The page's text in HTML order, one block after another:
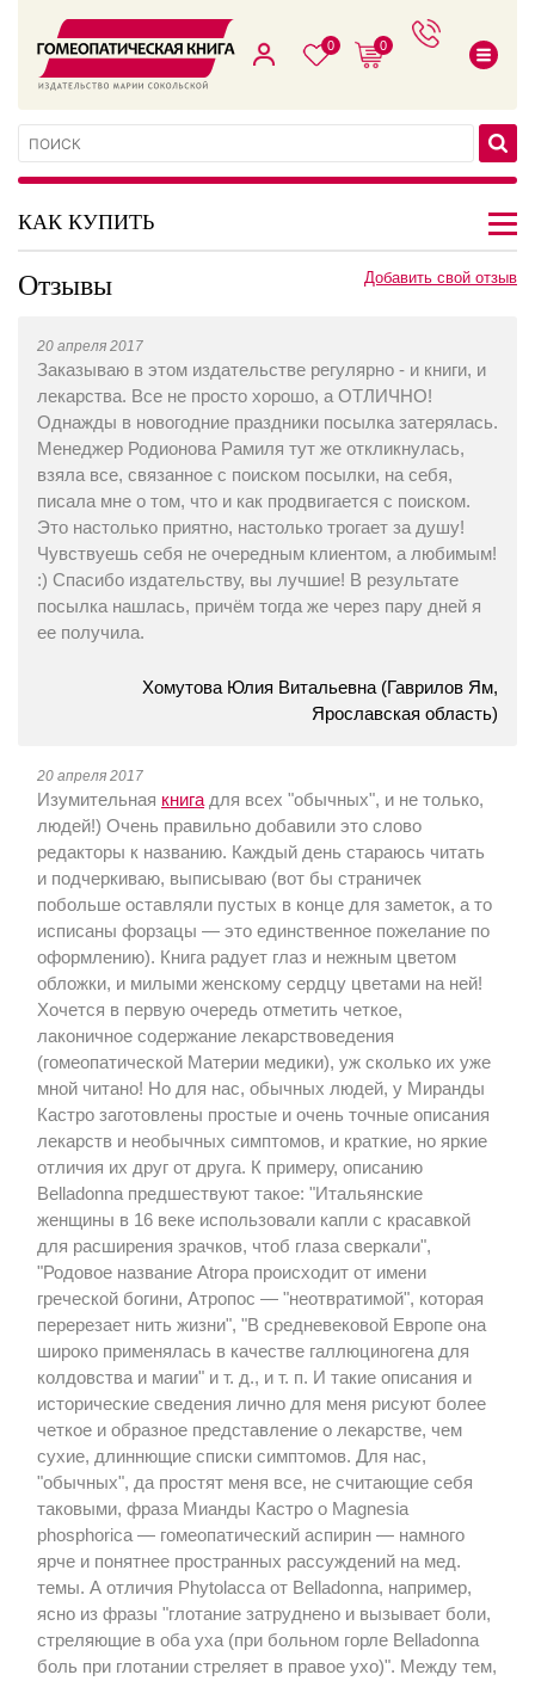
0 0
КАК КУПИТЬ
Добавить свой отзыв
Отзывы
20 апреля 2017
Заказываю в этом издательстве регулярно - и книги, и
лекарства. Все не просто хорошо, а ОТЛИЧНО!
Однажды в новогодние праздники посылка затерялась.
Менеджер Родионова Рамиля тут же откликнулась,
взяла все, связанное с поиском посылки, на себя,
писала мне о том, что и как продвигается с поиском.
Это настолько приятно, настолько трогает за душу!
Чувствуешь себя не очередным клиентом, а любимым!
:) Спасибо издательству, вы лучшие! В результате
посылка нашлась, причём тогда же через пару дней я
ее получила.
Хомутова Юлия Витальевна (Гаврилов Ям,
Ярославская область)
20 апреля 2017
Изумительная книга для всех "обычных", и не только,
людей!) Очень правильно добавили это слово
редакторы к названию. Каждый день стараюсь читать
и подчеркиваю, выписываю (вот бы страничек
побольше оставляли пустых в конце для заметок, а то
исписаны форзацы — это единственное пожелание по
оформлению). Книга радует глаз и нежным цветом
обложки, и милыми женскому сердцу цветами на ней!
Хочется в первую очередь отметить четкое,
лаконичное содержание лекарствоведения
(гомеопатической Материи медики), уж сколько их уже
мной читано! Но для нас, обычных людей, у Миранды
Кастро заготовлены простые и очень точные описания
лекарств и необычных симптомов, и краткие, но яркие
отличия их друг от друга. К примеру, описанию
Belladonna предшествуют такое: "Итальянские
женщины в 16 веке использовали капли с красавкой
для расширения зрачков, чтоб глаза сверкали",
"Родовое название Atropa происходит от имени
греческой богини, Атропос — "неотвратимой", которая
перерезает нить жизни", "В средневековой Европе она
широко применялась в качестве галлюциногена для
колдовства и магии" и т. д., и т. п. И такие описания и
исторические сведения лично для меня рисуют более
четкое и образное представление о лекарстве, чем
сухие, длиннющие списки симптомов. Для нас,
"обычных", да простят меня все, не считающие себя
таковыми, фраза Мианды Кастро о Magnesia
phosphorica — гомеопатический аспирин — намного
ярче и понятнее пространных рассуждений на мед.
темы. А отличия Phytolacca от Belladonna, например,
ясно из фразы "глотание затруднено и вызывает боли,
стреляющие в оба уха (при больном горле Belladonna
боль при глотании стреляет в правое ухо)". Между тем,